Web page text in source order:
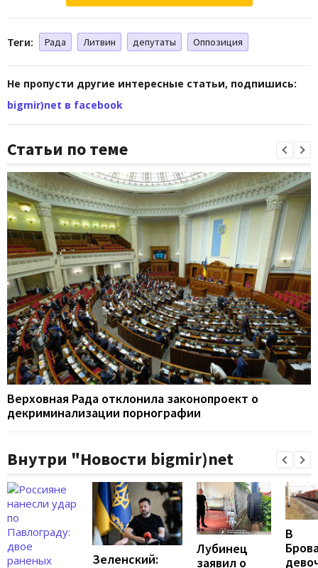
Теги: Рада Литвин депутаты Оппозиция
Не пропусти другие интересные статьи, подпишись:
bigmir)net в facebook
Статьи по теме
Верховная Рада отклонила законопроект о
декриминализации порнографии
Внутри "Новости bigmir)net
Зеленский:
Лубинец
заявил о
В